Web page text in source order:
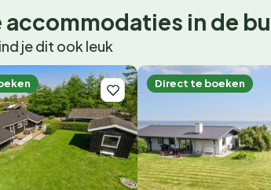
accommodaties in de
je dit ook leuk
Direct te boeken